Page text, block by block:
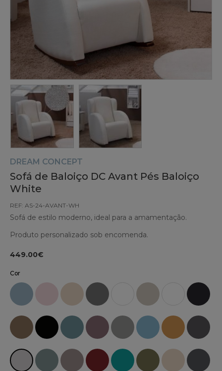
DREAM CONCEPT
Sofá de Baloiço DC Avant Pés Baloiço
White
REF: AS-24-AVANT-WH
Sofá de estilo moderno, ideal para a amamentação.
Produto personalizado sob encomenda.
449.00€
Cor